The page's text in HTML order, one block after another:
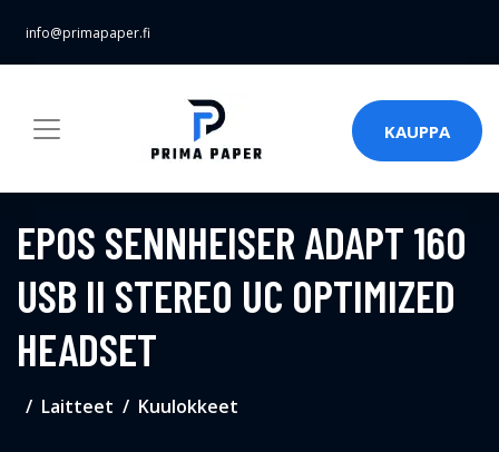
info@primapaper.fi
KAUPPA
EPOS SENNHEISER ADAPT 160
USB II STEREO UC OPTIMIZED
HEADSET
Laitteet Kuulokkeet